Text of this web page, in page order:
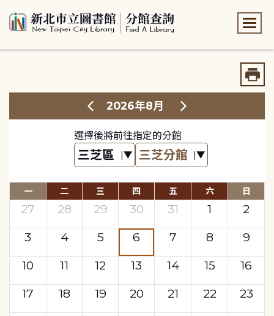
2026年8月
選擇後將前往指定的分館
一 二 三 四 五 六 日
27 28 29 30 31 1
2
3
4 5 6 7 8
9
10
11 12 13 14 15
16
17
18 19 20 21 22
23